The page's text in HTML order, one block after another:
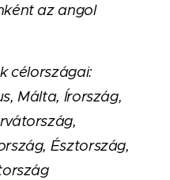
az angol
célországai:
Málta, Írország,
Észtország,